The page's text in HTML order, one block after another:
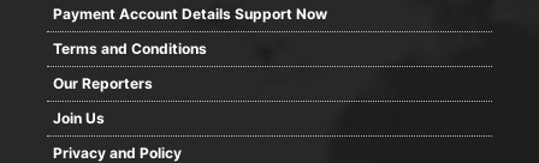
Payment Account Details Support Now
Terms and Conditions
Our Reporters
Join Us
Privacy and Policy